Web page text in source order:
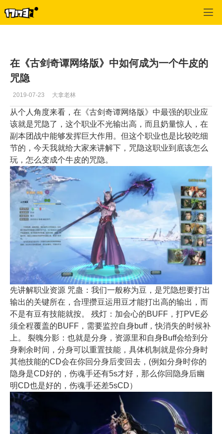
在《古剑奇谭网络版》中如何成为一个牛皮的
咒隐
2019-07-23 大拿老林
从个人角度来看，在 《古剑奇谭网络版》中最强的职业应
该就是咒隐了，这个职业不光输出高，而且奶量惊人，在
副本团战中能够发挥巨大作用。但这个职业也是比较吃细
节的，今天我就给大家来讲解下，咒隐这职业到底该怎么
玩，怎么变成个牛皮的咒隐。
先讲解职业资源 咒蛊：我们一般称为豆，是咒隐想要打出
输出的关键所在，合理攒豆运用豆才能打出高的输出，而
不是有豆有技能就按。 残灯：加会心的BUFF，打PVE必
须全程覆盖的BUFF，需要监控自身buff，快消失的时候补
上。 裂魄分影：也就是分身，资源里和自身Buff会给到分
身剩余时间，分身可以重置技能，具体机制就是你分身时
其他技能的CD会在你回分身后变回去，(例如分身时你的
隐身是CD好的，伤魂手还有5s才好，那么你回隐身后幽
明CD也是好的，伤魂手还差5sCD）